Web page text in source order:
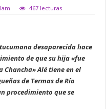
467 lecturas
desaparecida hace
de que su hija «fue
Chancha» Alé tiene en el
de Termas de Río
procedimiento que se